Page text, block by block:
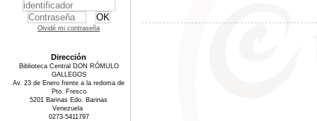
Olvidé mi contraseña
Dirección
Biblioteca Central DON RÓMULO
GALLEGOS
Av. 23 de Enero frente a la redoma de
Pto. Fresco
5201 Barinas Edo. Barinas
Venezuela
0273-5411797